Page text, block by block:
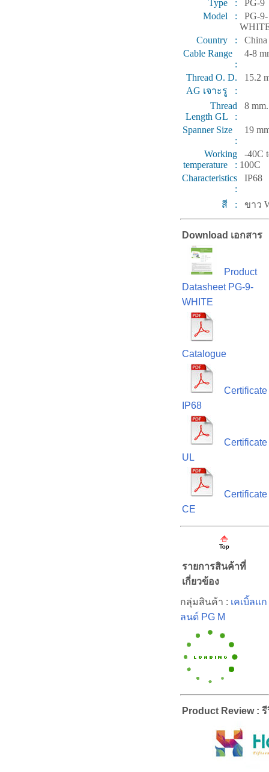
Type :
PG-9
Model :
PG-9-
Country :
China
Cable Range
:
4-8
Thread O. D.
AG เจาะรู :
15.2
Thread
Length GL :
8 mm.
Spanner Size
:
19
Working
temperature :
-40C
100C
Characteristics
:
IP68
สี : ขาว
Download เอกสาร
Product
Datasheet PG-9-
WHITE
Catalogue
Certificate
IP68
Certificate
UL
Certificate
CE
รายการสินค้าที่
เกี่ยวข้อง
กลุ่มสินค้า : เคเบิ้ลแก
ลนด์ PG M
Product Review :